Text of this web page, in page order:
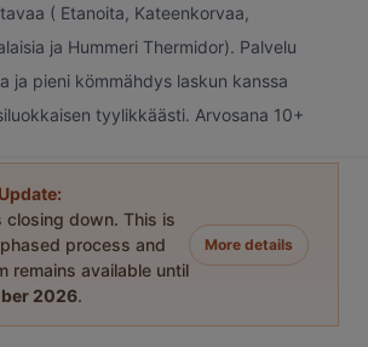
( Etanoita, Kateenkorvaa,
ja Hummeri Thermidor). Palvelu
ja pieni kömmähdys laskun kanssa
tyylikkäästi. Arvosana 10+
closing down. This is
process and
remains available until
2026.
More details